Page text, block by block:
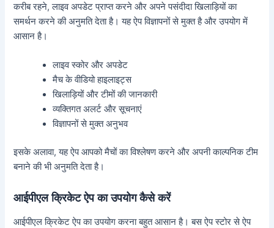
करीब रहने, लाइव अपडेट प्राप्त करने और अपने पसंदीदा खिलाड़ियों का
समर्थन करने की अनुमति देता है। यह ऐप विज्ञापनों से मुक्त है और उपयोग में
आसान है।
लाइव स्कोर और अपडेट
मैच के वीडियो हाइलाइट्स
खिलाड़ियों और टीमों की जानकारी
व्यक्तिगत अलर्ट और सूचनाएं
विज्ञापनों से मुक्त अनुभव
इसके अलावा, यह ऐप आपको मैचों का विश्लेषण करने और अपनी काल्पनिक टीम
बनाने की भी अनुमति देता है।
आईपीएल क्रिकेट ऐप का उपयोग कैसे करें
आईपीएल क्रिकेट ऐप का उपयोग करना बहुत आसान है। बस ऐप स्टोर से ऐप